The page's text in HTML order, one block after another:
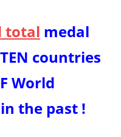
total medal
countries
World
the past !